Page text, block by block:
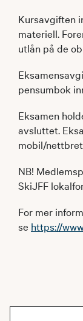
Kursavgiften
materiell.
utlån på de
pensumbok
Eksamen
avsluttet.
mobil/
NB!
SkiJFF
For mer
se https://